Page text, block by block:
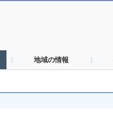
地域の情報